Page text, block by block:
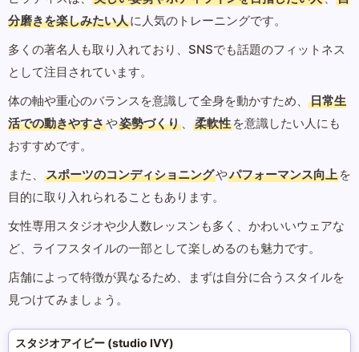
分磨きを楽しみたい人に人気のトレーニングです。
多くの著名人も取り入れており、SNSでも話題のフィットネス
として注目されています。
体の軸や重心のバランスを意識して全身を動かすため、
日常生
活での動きやすさや姿勢づくり 、 柔軟性 を意識したい人にも
おすすめです。
また、
スポーツのコンディショニングやパフォーマンス向上 を
目的に取り入れられることもあります。
女性専用スタジオや少人数レッスンも多く、かわいいウェアな
ど、ライフスタイルの一部として楽しめるのも魅力です。
店舗によって特徴が異なるため、まずは自分に合うスタイルを
見つけてみましょう。
スタジオアイビー (studio IVY)